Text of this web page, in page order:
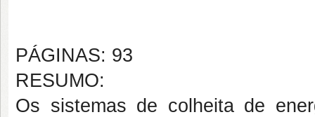
PÁGINAS: 93
RESUMO:
Os sistemas de colheita de